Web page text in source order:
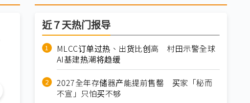
近７天热门报导
MLCC订单过热、出货比创高 村田示警全球
AI基建热潮将趋缓
2027全年存储器产能提前售罄 买家「秘而
不宣」只怕买不够